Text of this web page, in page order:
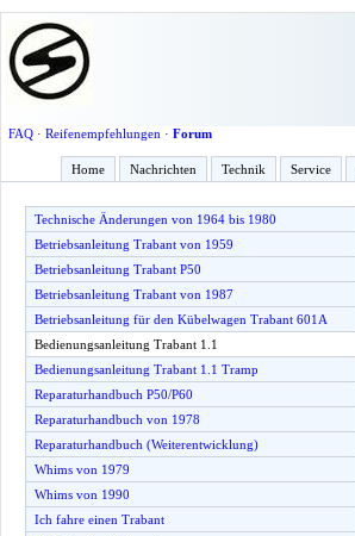
FAQ· Reifenempfehlungen · Forum
Home Nachrichten Technik Service
Technische Änderungen von 1964 bis 1980
Betriebsanleitung Trabant von 1959
Betriebsanleitung Trabant P50
Betriebsanleitung Trabant von 1987
Betriebsanleitung für den Kübelwagen Trabant 601A
Bedienungsanleitung Trabant 1.1
Bedienungsanleitung Trabant 1.1 Tramp
Reparaturhandbuch P50/P60
Reparaturhandbuch von 1978
Reparaturhandbuch (Weiterentwicklung)
Whims von 1979
Whims von 1990
Ich fahre einen Trabant